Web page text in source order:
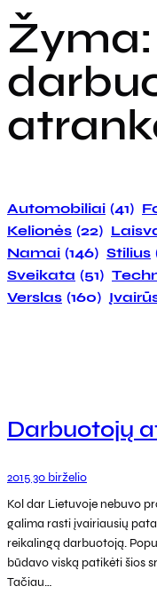
Žyma:
Automobiliai (41)
Kelionės (22)
Namai (146) Stilius
Sveikata (51)
Verslas (160)
Darbuotojų
2015 30 birželio
Kol dar Lietuvoje nebuvo
galima rasti įvairiausių
reikalingą darbuotoją.
būdavo viską patikėti šios
Tačiau…